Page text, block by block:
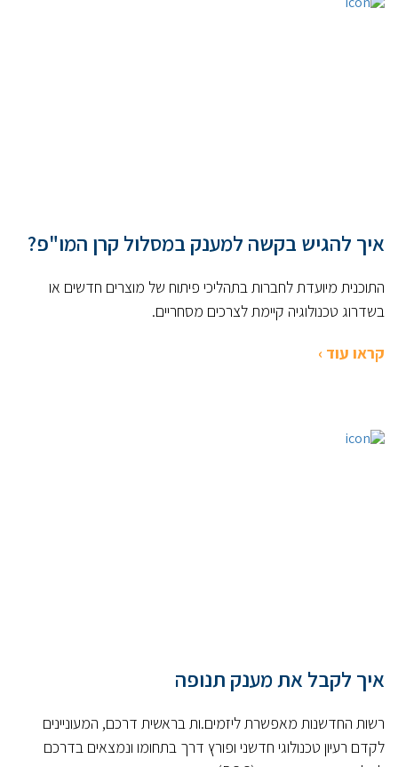
איך להגיש בקשה למענק במסלול קרן המו"פ?
התוכנית מיועדת לחברות בתהליכי פיתוח של מוצרים חדשים או
בשדרוג טכנולוגיה קיימת לצרכים מסחריים.
קראו עוד ›
איך לקבל את מענק תנופה
רשות החדשנות מאפשרת ליזמים.ות בראשית דרכם, המעוניינים
לקדם רעיון טכנולוגי חדשני ופורץ דרך בתחומו ונמצאים בדרכם